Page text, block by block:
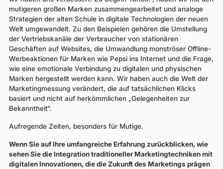
mutigeren großen Marken zusammengearbeitet und analoge
Strategien der alten Schule in digitale Technologien der neuen
Welt umgewandelt. Zu den Beispielen gehören die Umstellung
der Vertriebskanäle der Verbraucher von stationären
Geschäften auf Websites, die Umwandlung monströser Offline-
Werbeaktionen für Marken wie Pepsi ins Internet und die Frage,
wie eine emotionale Verbindung zu digitalen und physischen
Marken hergestellt werden kann. Wir haben auch die Welt der
Marketingmessung verändert, die auf tatsächlichen Klicks
basiert und nicht auf herkömmlichen „Gelegenheiten zur
Bekanntheit“.
Aufregende Zeiten, besonders für Mutige.
Wenn Sie auf Ihre umfangreiche Erfahrung zurückblicken, wie
sehen Sie die Integration traditioneller Marketingtechniken mit
digitalen Innovationen, die die Zukunft des Marketings prägen